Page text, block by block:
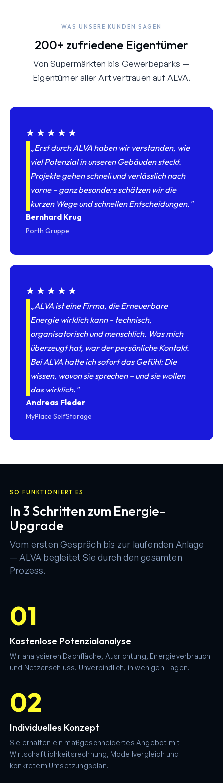
WAS UNSERE KUNDEN SAGEN
200+ zufriedene Eigentümer
Von Supermärkten bis Gewerbeparks —
Eigentümer aller Art vertrauen auf ALVA.
★★★★★
„Erst durch ALVA haben wir verstanden, wie
viel Potenzial in unseren Gebäuden steckt.
Projekte gehen schnell und verlässlich nach
vorne – ganz besonders schätzen wir die
kurzen Wege und schnellen Entscheidungen."
Bernhard Krug
Porth Gruppe
★★★★★
„ALVA ist eine Firma, die Erneuerbare
Energie wirklich kann – technisch,
organisatorisch und menschlich. Was mich
überzeugt hat, war der persönliche Kontakt.
Bei ALVA hatte ich sofort das Gefühl: Die
wissen, wovon sie sprechen – und sie wollen
das wirklich."
Andreas Fleder
MyPlace SelfStorage
SO FUNKTIONIERT ES
In 3 Schritten zum Energie-
Upgrade
Vom ersten Gespräch bis zur laufenden Anlage
— ALVA begleitet Sie durch den gesamten
Prozess.
01
Kostenlose Potenzialanalyse
Wir analysieren Dachfläche, Ausrichtung, Energieverbrauch
und Netzanschluss. Unverbindlich, in wenigen Tagen.
02
Individuelles Konzept
Sie erhalten ein maßgeschneidertes Angebot mit
Wirtschaftlichkeitsrechnung, Modellvergleich und
konkretem Umsetzungsplan.